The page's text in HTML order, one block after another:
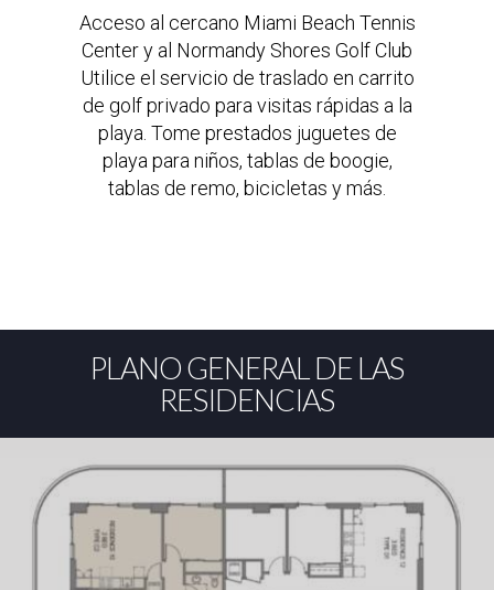
Acceso al cercano Miami Beach Tennis
Center y al Normandy Shores Golf Club
Utilice el servicio de traslado en carrito
de golf privado para visitas rápidas a la
playa. Tome prestados juguetes de
playa para niños, tablas de boogie,
tablas de remo, bicicletas y más.
PLANO GENERAL DE LAS
RESIDENCIAS